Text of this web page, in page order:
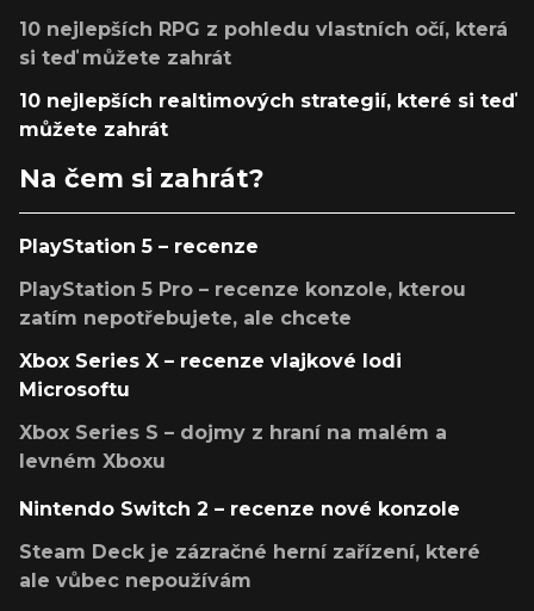
10 nejlepších RPG z pohledu vlastních očí, která
si teď můžete zahrát
10 nejlepších realtimových strategií, které si teď
můžete zahrát
Na čem si zahrát?
PlayStation 5 – recenze
PlayStation 5 Pro – recenze konzole, kterou
zatím nepotřebujete, ale chcete
Xbox Series X – recenze vlajkové lodi
Microsoftu
Xbox Series S – dojmy z hraní na malém a
levném Xboxu
Nintendo Switch 2 – recenze nové konzole
Steam Deck je zázračné herní zařízení, které
ale vůbec nepoužívám